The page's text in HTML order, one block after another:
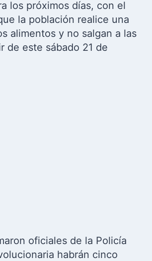
los próximos días, con el
la población realice una
alimentos y no salgan a las
de este sábado 21 de
oficiales de la Policía
habrán cinco